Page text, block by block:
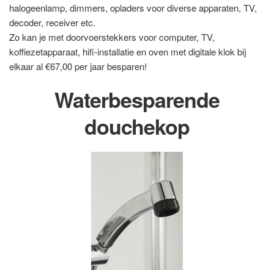
halogeenlamp, dimmers, opladers voor diverse apparaten, TV,
decoder, receiver etc.
Zo kan je met doorvoerstekkers voor computer, TV,
koffiezetapparaat, hifi-installatie en oven met digitale klok bij
elkaar al €67,00 per jaar besparen!
Waterbesparende
douchekop